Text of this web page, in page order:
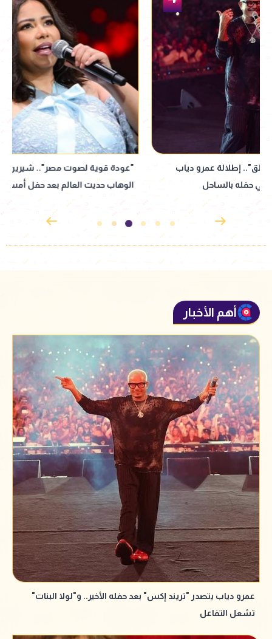
"عودة قوية لصوت مصر".. شيرين عبد
الوهاب حديث العالم بعد حفل أمس
في حفل شيرين..
وسط الجمهور
أهم الأخبار
عمرو دياب يتصدر "تريند إكس" بعد حفله الأخير.. و"لولا البنات"
تشعل التفاعل